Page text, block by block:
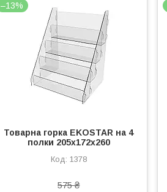
–13%
Товарна горка EKOSTAR на 4
полки 205х172х260
1378
575 ₴